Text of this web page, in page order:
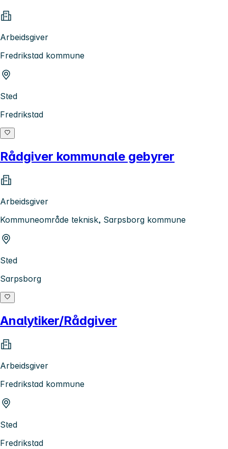
Arbeidsgiver
Fredrikstad kommune
Sted
Fredrikstad
Rådgiver kommunale gebyrer
Arbeidsgiver
Kommuneområde teknisk, Sarpsborg kommune
Sted
Sarpsborg
Analytiker/Rådgiver
Arbeidsgiver
Fredrikstad kommune
Sted
Fredrikstad